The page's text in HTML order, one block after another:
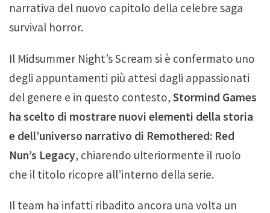
narrativa del nuovo capitolo della celebre saga
survival horror.
Il Midsummer Night’s Scream si è confermato uno
degli appuntamenti più attesi dagli appassionati
del genere e in questo contesto, Stormind Games
ha scelto di mostrare nuovi elementi della storia
e dell’universo narrativo di Remothered: Red
Nun’s Legacy, chiarendo ulteriormente il ruolo
che il titolo ricopre all’interno della serie.
Il team ha infatti ribadito ancora una volta un